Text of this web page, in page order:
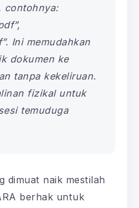
contohnya:
Ini memudahkan
dokumen ke
tanpa kekeliruan.
fizikal untuk
temuduga
dimuat naik mestilah
berhak untuk